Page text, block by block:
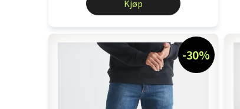
Kjøp
-30%